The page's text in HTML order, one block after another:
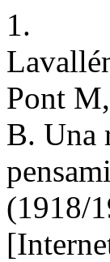
1.
Pont
B. Una
(1918/